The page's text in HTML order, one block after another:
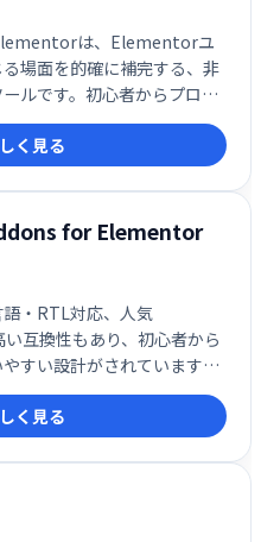
は、Elementorユ
場面を的確に補完する、非
ルです。初心者からプロフ
をよりパワフルかつ効
にとって、導入すべき価値
でしょう。
く見る
for Elementor
・RTL対応、人気
互換性もあり、初心者から
すい設計がされています。
限に引き出しつつ、快適な
サイト構築を支援する、
ンです。
く見る